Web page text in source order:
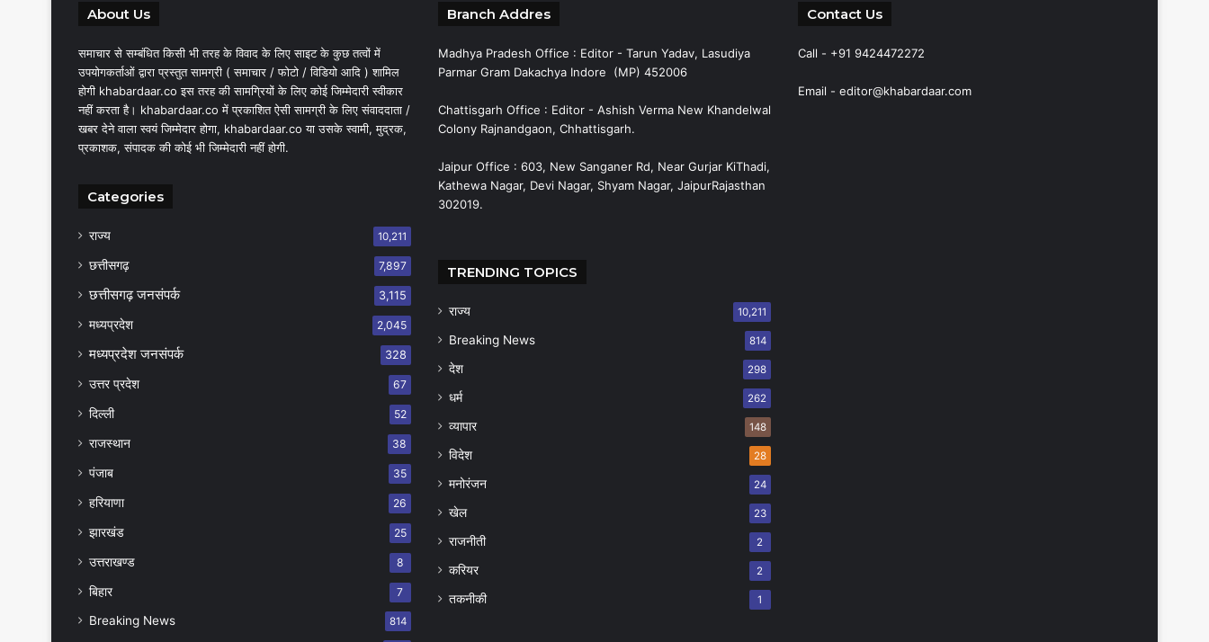
About Us
समाचार से सम्बंधित किसी भी तरह के विवाद के लिए साइट के कुछ तत्वों में
उपयोगकर्ताओं द्वारा प्रस्तुत सामग्री ( समाचार / फोटो / विडियो आदि ) शामिल
होगी khabardaar.co इस तरह की सामग्रियों के लिए कोई जिम्मेदारी स्वीकार
नहीं करता है। khabardaar.co में प्रकाशित ऐसी सामग्री के लिए संवाददाता /
खबर देने वाला स्वयं जिम्मेदार होगा, khabardaar.co या उसके स्वामी, मुद्रक,
प्रकाशक, संपादक की कोई भी जिम्मेदारी नहीं होगी.
Categories
राज्य 10,211
छत्तीसगढ़ 7,897
छत्तीसगढ़ जनसंपर्क 3,115
मध्यप्रदेश 2,045
मध्यप्रदेश जनसंपर्क 328
उत्तर प्रदेश 67
दिल्ली 52
राजस्थान 38
पंजाब 35
हरियाणा 26
झारखंड 25
उत्तराखण्ड 8
बिहार 7
Breaking News 814
Branch Addres
Madhya Pradesh Office : Editor - Tarun Yadav, Lasudiya
Parmar Gram Dakachya Indore (MP) 452006
Chattisgarh Office : Editor - Ashish Verma New Khandelwal
Colony Rajnandgaon, Chhattisgarh.
Jaipur Office : 603, New Sanganer Rd, Near Gurjar KiThadi,
Kathewa Nagar, Devi Nagar, Shyam Nagar, JaipurRajasthan
302019.
TRENDING TOPICS
राज्य 10,211
Breaking News 814
देश 298
धर्म 262
व्यापार 148
विदेश 28
मनोरंजन 24
खेल 23
राजनीती 2
करियर 2
तकनीकी 1
Contact Us
Call - +91 9424472272
Email - editor@khabardaar.com